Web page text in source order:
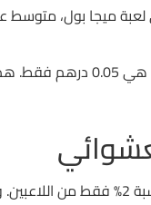
في 1 من كل 7 حالات، سيمكنك اختيار رقم غير شائع مثل 13